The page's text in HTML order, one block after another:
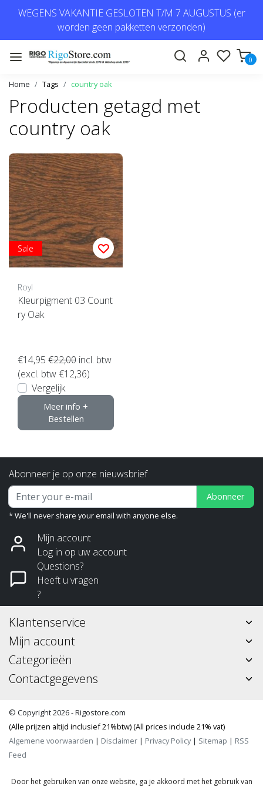
WEGENS VAKANTIE GESLOTEN T/M 7 AUGUSTUS (er
worden geen pakketten verzonden)
0
Home Tags country oak
Producten getagd met
country oak
Sale
Royl
Kleurpigment 03 Count
ry Oak
€14,95 €22,00 incl. btw
(excl. btw €12,36)
Vergelijk
Meer info +
Bestellen
Abonneer je op onze nieuwsbrief
Abonneer
* We'll never share your email with anyone else.
Mijn account
Log in op uw account
Questions?
Heeft u vragen
?
Klantenservice
Mijn account
Categorieën
Contactgegevens
© Copyright 2026 - Rigostore.com
(Alle prijzen altijd inclusief 21%btw) (All prices include 21% vat)
Algemene voorwaarden | Disclaimer | Privacy Policy| Sitemap | RSS
Feed
Door het gebruiken van onze website, ga je akkoord met het gebruik van